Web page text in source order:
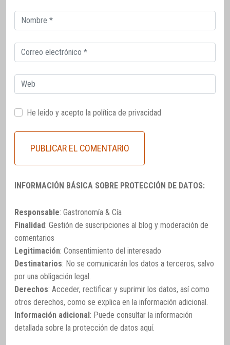
Correo
electrónico
Correo
electrónico
Web
He leido y acepto la política de privacidad
INFORMACIÓN BÁSICA SOBRE PROTECCIÓN DE DATOS:
Responsable: Gastronomía & Cía
Finalidad: Gestión de suscripciones al blog y moderación de
comentarios
Legitimación: Consentimiento del interesado
Destinatarios: No se comunicarán los datos a terceros, salvo
por una obligación legal.
Derechos: Acceder, rectificar y suprimir los datos, así como
otros derechos, como se explica en la información adicional.
Información adicional : Puede consultar la información
detallada sobre la protección de datos aquí.